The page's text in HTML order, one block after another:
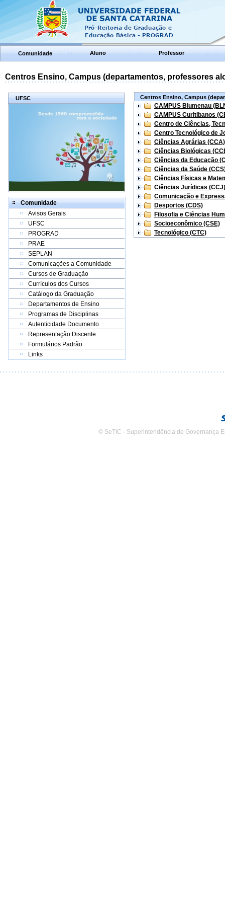
Comunidade Aluno Professor
Centros Ensino, Campus (departamentos, professores
UFSC
Comunidade
Avisos Gerais
UFSC
PROGRAD
PRAE
SEPLAN
Comunicações a Comunidade
Cursos de Graduação
Currículos dos Cursos
Catálogo da Graduação
Departamentos de Ensino
Programas de Disciplinas
Autenticidade Documento
Representação Discente
Formulários Padrão
Links
Centros Ensino, Campus
CAMPUS Blumenau
CAMPUS Curitibanos
Centro de Ciências,
Centro Tecnológico de
Ciências Agrárias (CCA)
Ciências Biológicas
Ciências da Educação
Ciências da Saúde
Ciências Físicas e
Ciências Jurídicas (CCJ)
Comunicação e
Desportos (CDS)
Filosofia e Ciências
Socioeconômico (CSE)
Tecnológico (CTC)
© SeTIC - Superintendência de Governança